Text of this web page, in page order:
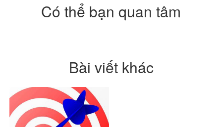
Có thể bạn quan tâm
Bài viết khác